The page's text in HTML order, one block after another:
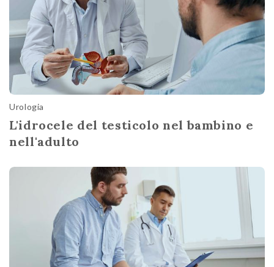
Urologia
L'idrocele del testicolo nel bambino e
nell'adulto